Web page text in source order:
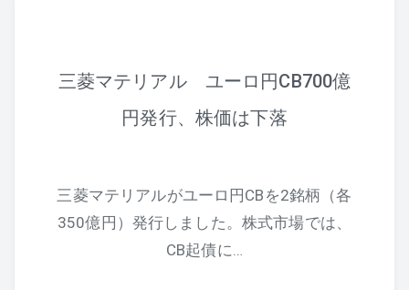
三菱マテリアル ユーロ円CB700億
円発行、株価は下落
三菱マテリアルがユーロ円CBを2銘柄（各
350億円）発行しました。株式市場では、
CB起債に…